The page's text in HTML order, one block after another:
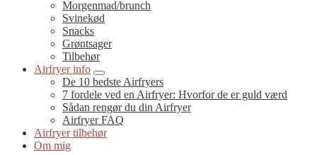
Morgenmad/brunch
Svinekød
Snacks
Grøntsager
Tilbehør
Airfryer info
Submenu
Toggle
De 10 bedste Airfryers
7 fordele ved en Airfryer: Hvorfor de er guld værd
Sådan rengør du din Airfryer
Airfryer FAQ
Airfryer tilbehør
Om mig